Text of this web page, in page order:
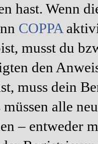
hast. Wenn
COPPA
musst du
den
muss dein
alle
– entweder